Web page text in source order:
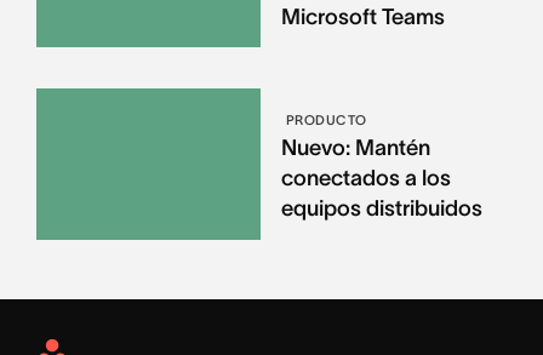
Microsoft Teams
PRODUCTO
Nuevo: Mantén
conectados a los
equipos distribuidos